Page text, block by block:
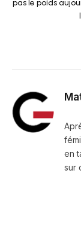
pas le poids
en
sur